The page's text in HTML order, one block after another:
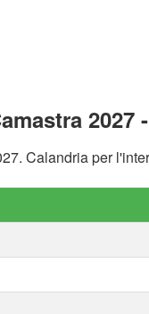
2027
Calandria per